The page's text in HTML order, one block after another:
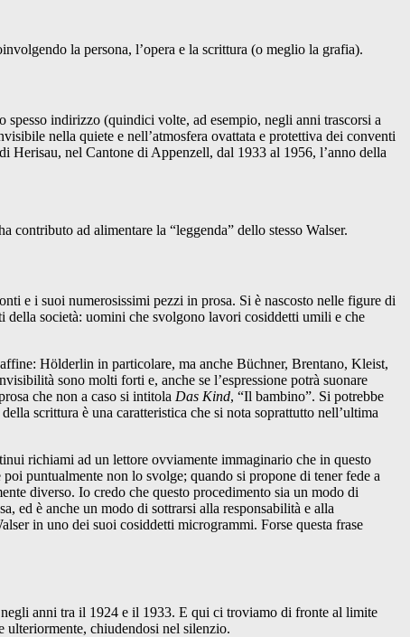
la persona, l’opera e la scrittura (o meglio la grafia).
indirizzo (quindici volte, ad esempio, negli anni trascorsi a
nella quiete e nell’atmosfera ovattata e protettiva dei conventi
nel Cantone di Appenzell, dal 1933 al 1956, l’anno della
contributo ad alimentare la “leggenda” dello stesso Walser.
e i suoi numerosissimi pezzi in prosa. Si è nascosto nelle figure di
della società: uomini che svolgono lavori cosiddetti umili e che
Hölderlin in particolare, ma anche Büchner, Brentano, Kleist,
sono molti forti e, anche se l’espressione potrà suonare
che non a caso si intitola Das Kind, “Il bambino”. Si potrebbe
scrittura è una caratteristica che si nota soprattutto nell’ultima
richiami ad un lettore ovviamente immaginario che in questo
puntualmente non lo svolge; quando si propone di tener fede a
diverso. Io credo che questo procedimento sia un modo di
ed è anche un modo di sottrarsi alla responsabilità e alla
in uno dei suoi cosiddetti microgrammi. Forse questa frase
anni tra il 1924 e il 1933. E qui ci troviamo di fronte al limite
ulteriormente, chiudendosi nel silenzio.